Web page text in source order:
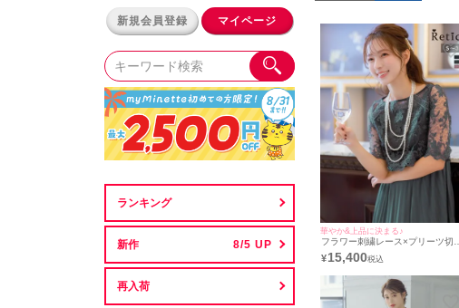
新規会員登録 マイページ
ランキング
新作
再入荷
華やか&上品に決まる♪
フラワー刺繍レース×プリーツ切り
替えミモレ丈パーティードレス (S
サイズ～3Lサイズ) [Retica/レティ
¥15,400